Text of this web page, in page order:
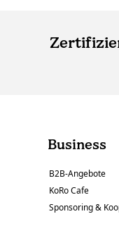
Business
B2B-Angebote
KoRo Cafe
Sponsoring &